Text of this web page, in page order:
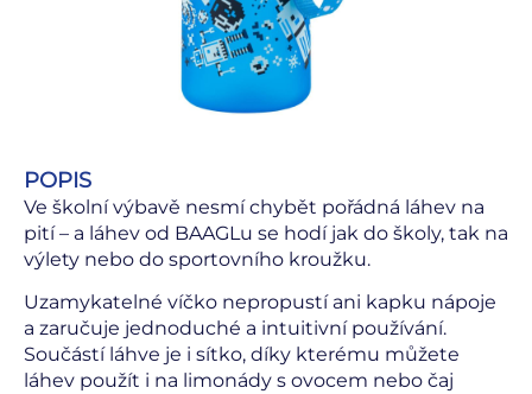
POPIS
Ve školní výbavě nesmí chybět pořádná láhev na
pití – a láhev od BAAGLu se hodí jak do školy, tak na
výlety nebo do sportovního kroužku.
Uzamykatelné víčko nepropustí ani kapku nápoje
a zaručuje jednoduché a intuitivní používání.
Součástí láhve je i sítko, díky kterému můžete
láhev použít i na limonády s ovocem nebo čaj